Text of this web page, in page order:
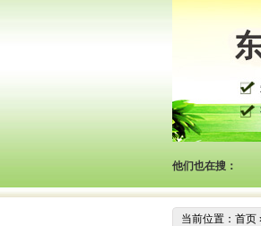
他们也在搜：
当前位置： 首页